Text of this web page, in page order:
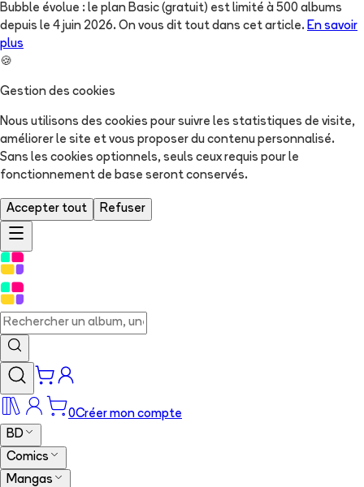
Bubble évolue : le plan Basic (gratuit) est limité à 500 albums
depuis le 4 juin 2026. On vous dit tout dans cet article. En savoir
plus
🍪
Gestion des cookies
Nous utilisons des cookies pour suivre les statistiques de visite,
améliorer le site et vous proposer du contenu personnalisé.
Sans les cookies optionnels, seuls ceux requis pour le
fonctionnement de base seront conservés.
Accepter tout Refuser
0Créer mon compte
BD
Comics
Mangas